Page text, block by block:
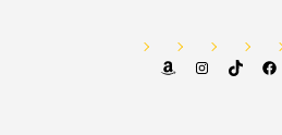
AmazonInstagram
TikTok